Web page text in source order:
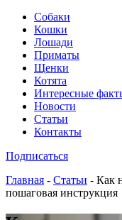
Собаки
Кошки
Лошади
Приматы
Щенки
Котята
Интересные
Новости
Статьи
Контакты
Подписаться
Главная - Статьи - Как
пошаговая инструкция